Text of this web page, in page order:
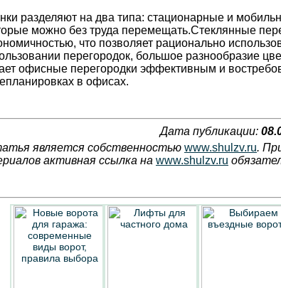
разделяют на два типа: стационарные и
можно без труда перемещать.Стеклянные
что позволяет рационально
перегородок, большое разнообразие
офисные перегородки эффективным и
в офисах.
Дата публикации:
является собственностью www.shulzv.ru.
активная ссылка на www.shulzv.ru